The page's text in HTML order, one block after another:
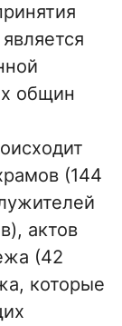
общин
(144
актов
(42
которые